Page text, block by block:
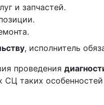
и запчастей.
, исполнитель
проведения
СЦ таких